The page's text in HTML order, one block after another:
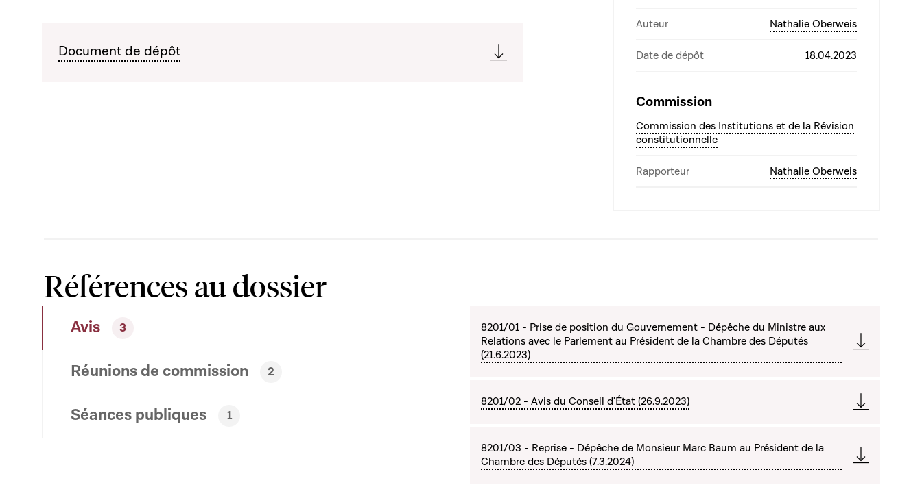
Document de dépôt
Auteur Nathalie Oberweis
Date de dépôt 18.04.2023
Commission
Commission des Institutions et de la Révision
constitutionnelle
Rapporteur Nathalie Oberweis
Références au dossier
Avis 3
Réunions de commission 2
Séances publiques 1
8201/01 - Prise de position du Gouvernement - Dépêche du Ministre aux
Relations avec le Parlement au Président de la Chambre des Députés
(21.6.2023)
8201/02 - Avis du Conseil d'État (26.9.2023)
8201/03 - Reprise - Dépêche de Monsieur Marc Baum au Président de la
Chambre des Députés (7.3.2024)